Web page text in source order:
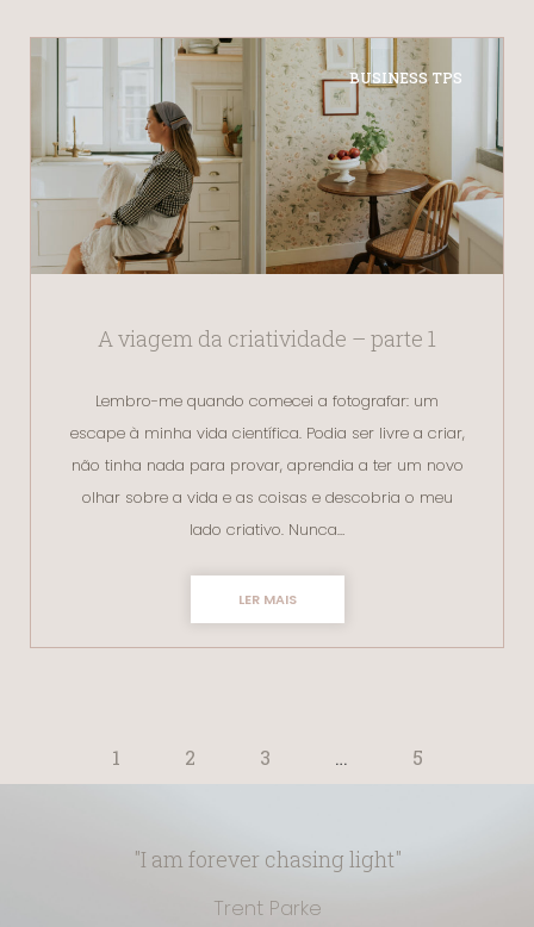
BUSINESS TPS
A viagem da criatividade – parte 1
Lembro-me quando comecei a fotografar: um
escape à minha vida científica. Podia ser livre a criar,
não tinha nada para provar, aprendia a ter um novo
olhar sobre a vida e as coisas e descobria o meu
lado criativo. Nunca…
LER MAIS
1 2 3 … 5
"I am forever chasing light"
Trent Parke